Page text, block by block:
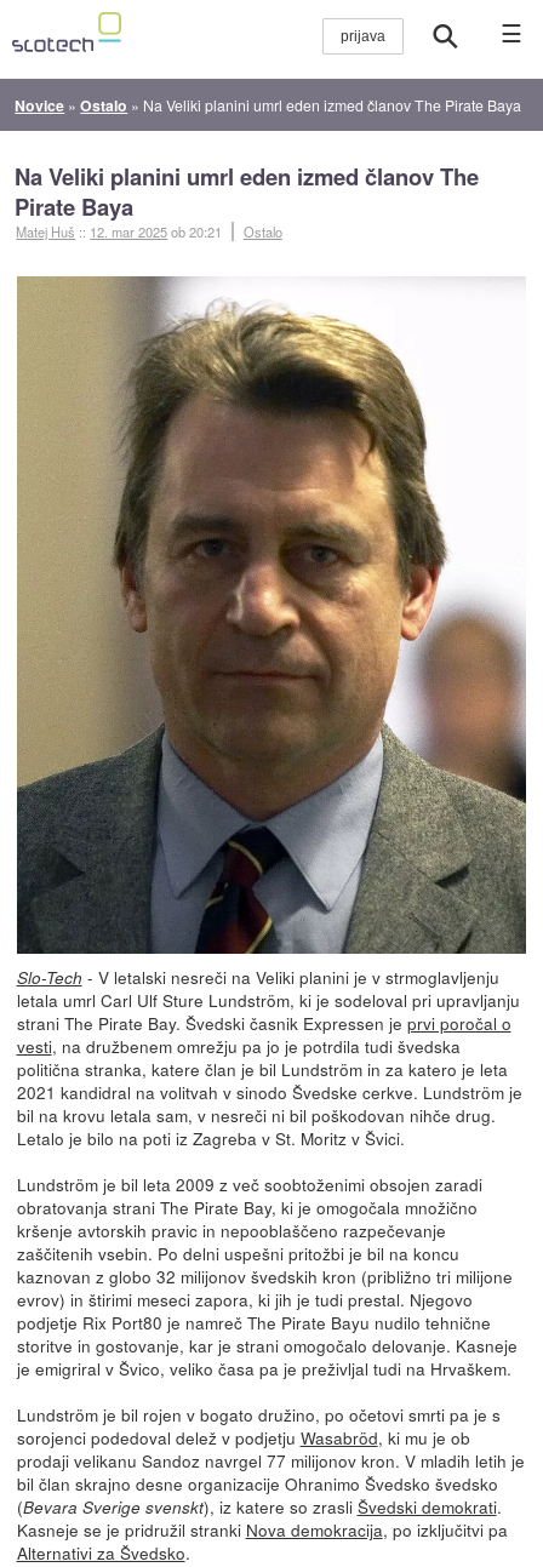
☰
Novice »Ostalo » Na Veliki planini umrl eden izmed članov The Pirate Baya
Na Veliki planini umrl eden izmed članov The
Pirate Baya
Matej Huš :: 12. mar 2025ob 20:21 Ostalo
Slo-Tech - V letalski nesreči na Veliki planini je v strmoglavljenju
letala umrl Carl Ulf Sture Lundström, ki je sodeloval pri upravljanju
strani The Pirate Bay. Švedski časnik Expressen je prvi poročal o
vesti, na družbenem omrežju pa jo je potrdila tudi švedska
politična stranka, katere član je bil Lundström in za katero je leta
2021 kandidral na volitvah v sinodo Švedske cerkve. Lundström je
bil na krovu letala sam, v nesreči ni bil poškodovan nihče drug.
Letalo je bilo na poti iz Zagreba v St. Moritz v Švici.
Lundström je bil leta 2009 z več soobtoženimi obsojen zaradi
obratovanja strani The Pirate Bay, ki je omogočala množično
kršenje avtorskih pravic in nepooblaščeno razpečevanje
zaščitenih vsebin. Po delni uspešni pritožbi je bil na koncu
kaznovan z globo 32 milijonov švedskih kron (približno tri milijone
evrov) in štirimi meseci zapora, ki jih je tudi prestal. Njegovo
podjetje Rix Port80 je namreč The Pirate Bayu nudilo tehnične
storitve in gostovanje, kar je strani omogočalo delovanje. Kasneje
je emigriral v Švico, veliko časa pa je preživljal tudi na Hrvaškem.
Lundström je bil rojen v bogato družino, po očetovi smrti pa je s
sorojenci podedoval delež v podjetju Wasabröd, ki mu je ob
prodaji velikanu Sandoz navrgel 77 milijonov kron. V mladih letih je
bil član skrajno desne organizacije Ohranimo Švedsko švedsko
(Bevara Sverige svenskt), iz katere so zrasli Švedski demokrati.
Kasneje se je pridružil stranki Nova demokracija, po izključitvi pa
Alternativi za Švedsko.